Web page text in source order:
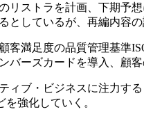
リストラを計画、下期予
としているが、再編内容
満足度の品質管理基準
バーズカードを導入、顧
ィブ・ビジネスに注力す
強化していく。